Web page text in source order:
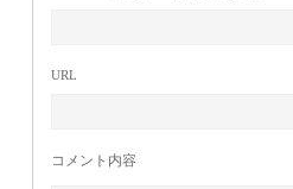
URL
コメント内容